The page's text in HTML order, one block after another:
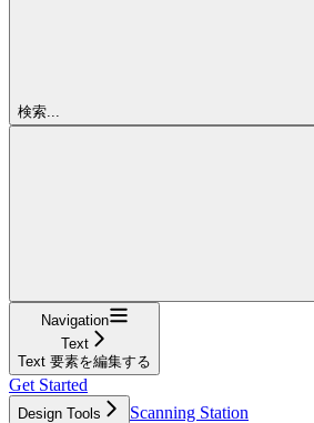
検索...
Navigation
Text
Text 要素を編集する
Get Started
Design Tools
Scanning Station